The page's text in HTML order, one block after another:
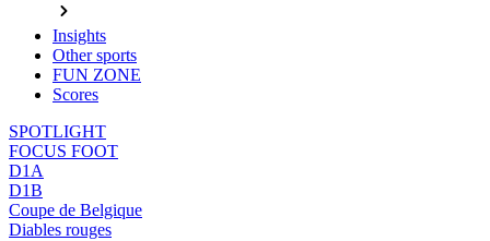
Insights
Other sports
FUN ZONE
Scores
SPOTLIGHT
FOCUS FOOT
D1A
D1B
Coupe de Belgique
Diables rouges